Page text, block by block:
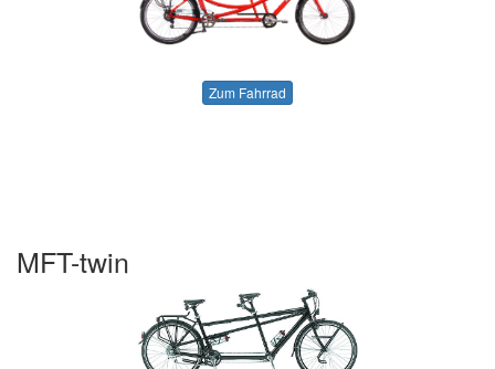
Zum Fahrrad
MFT-twin